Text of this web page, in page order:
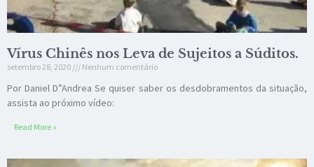
Vírus Chinês nos Leva de Sujeitos a Súditos.
setembro 28, 2020 Nenhum comentário
Por Daniel D”Andrea Se quiser saber os desdobramentos da situação,
assista ao próximo vídeo:
Read More »